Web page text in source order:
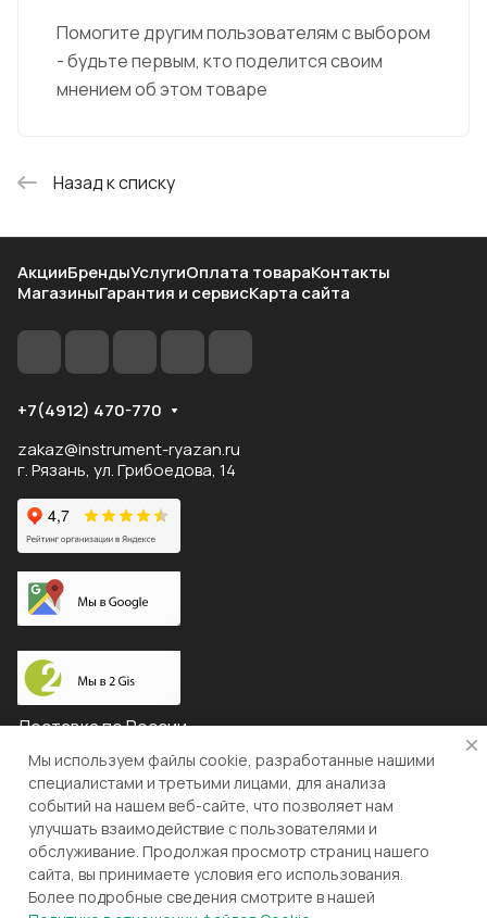
Помогите другим пользователям с выбором
- будьте первым, кто поделится своим
мнением об этом товаре
Назад к списку
АкцииБрендыУслугиОплата товараКонтакты
МагазиныГарантия и сервисКарта сайта
+7(4912) 470-770
zakaz@instrument-ryazan.ru
г. Рязань, ул. Грибоедова, 14
Доставка по России
© 2026 "ЛЕВША"
Конфиденциальность
Оферта
Разработка и поддержка gianit.ru
Мы используем файлы cookie, разработанные нашими
специалистами и третьими лицами, для анализа
событий на нашем веб-сайте, что позволяет нам
улучшать взаимодействие с пользователями и
обслуживание. Продолжая просмотр страниц нашего
сайта, вы принимаете условия его использования.
Более подробные сведения смотрите в нашей